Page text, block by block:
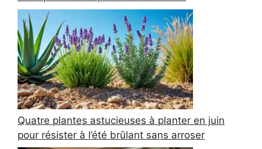
Quatre plantes astucieuses à planter en juin
pour résister à l’été brûlant sans arroser